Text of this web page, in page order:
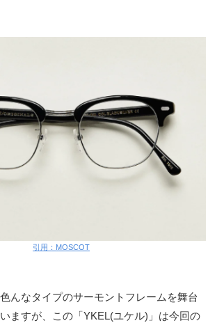
引用：MOSCOT
んなタイプのサーモントフレームを舞台
ますが、この「YKEL(ユケル)」は今回の